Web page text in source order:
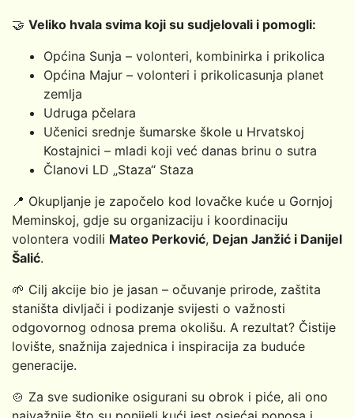
🤝 Veliko hvala svima koji su sudjelovali i pomogli:
Općina Sunja – volonteri, kombinirka i prikolica
Općina Majur – volonteri i prikolicasunja planet
zemlja
Udruga pčelara
Učenici srednje šumarske škole u Hrvatskoj
Kostajnici – mladi koji već danas brinu o sutra
Članovi LD „Staza“ Staza
📍 Okupljanje je započelo kod lovačke kuće u Gornjoj
Meminskoj, gdje su organizaciju i koordinaciju
volontera vodili Mateo Perković, Dejan Janžić i Danijel
Šalić.
🌱 Cilj akcije bio je jasan – očuvanje prirode, zaštita
staništa divljači i podizanje svijesti o važnosti
odgovornog odnosa prema okolišu. A rezultat? Čistije
lovište, snažnija zajednica i inspiracija za buduće
generacije.
🍲 Za sve sudionike osigurani su obrok i piće, ali ono